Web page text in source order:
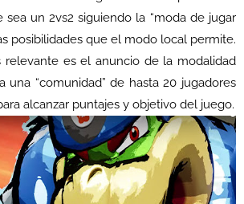
sea un 2vs2 siguiendo la “moda de jugar
posibilidades que el modo local permite.
relevante es el anuncio de la modalidad
una “comunidad” de hasta 20 jugadores
alcanzar puntajes y objetivo del juego.